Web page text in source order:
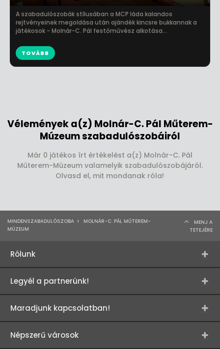
A szabadulószobák stílusában a MCP láda kalandos
rejtvényeinek megoldása után ajándék kincsre bukkannak a
játékosok - Molnár-C. Pál festőművész alkotása...
TOVÁBB
Vélemények a(z) Molnár-C. Pál Műterem-
Múzeum szabadulószobáiról
Már 0 játékos írt értékelést a(z) Molnár-C. Pál
Műterem-Múzeum valamelyik szabadulószobájáról.
Olvasd el, mit mondanak róla!
MINDENSZABADULÓSZOBA >
MOLNÁR-C. PÁL MŰTEREM-
MÚZEUM
MENJ A
TETEJÉRE
Rólunk
Legyél a partnerünk!
Maradjunk kapcsolatban!
Népszerű városok